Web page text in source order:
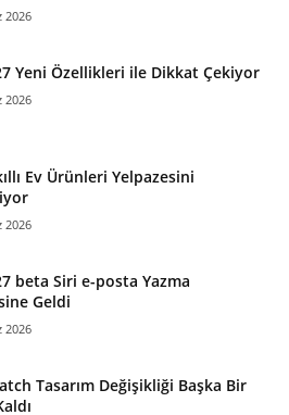
2026
Yeni Özellikleri ile Dikkat Çekiyor
2026
Ev Ürünleri Yelpazesini
2026
beta Siri e-posta Yazma
Geldi
2026
Tasarım Değişikliği Başka Bir